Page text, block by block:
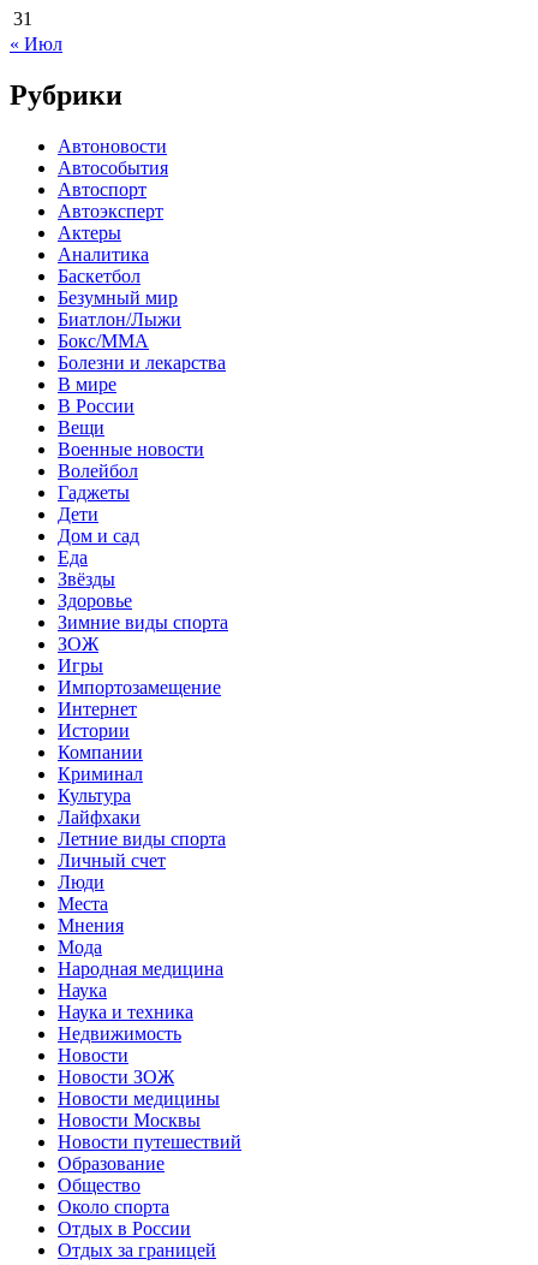
31
« Июл
Рубрики
Автоновости
Автособытия
Автоспорт
Автоэксперт
Актеры
Аналитика
Баскетбол
Безумный мир
Биатлон/Лыжи
Бокс/MMA
Болезни и лекарства
В мире
В России
Вещи
Военные новости
Волейбол
Гаджеты
Дети
Дом и сад
Еда
Звёзды
Здоровье
Зимние виды спорта
ЗОЖ
Игры
Импортозамещение
Интернет
Истории
Компании
Криминал
Культура
Лайфхаки
Летние виды спорта
Личный счет
Люди
Места
Мнения
Мода
Народная медицина
Наука
Наука и техника
Недвижимость
Новости
Новости ЗОЖ
Новости медицины
Новости Москвы
Новости путешествий
Образование
Общество
Около спорта
Отдых в России
Отдых за границей